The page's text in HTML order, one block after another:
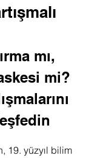
mı,
mi?
19. yüzyıl bilim